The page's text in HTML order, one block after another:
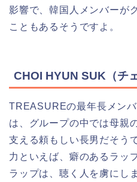
影響で、韓国人メンバーが
こともあるそうですよ。
CHOI HYUN SUK（チ
TREASUREの最年長メン
は、グループの中では母親
支える頼もしい長男だそう
力といえば、癖のあるラッ
ラップは、聴く人を虜にし